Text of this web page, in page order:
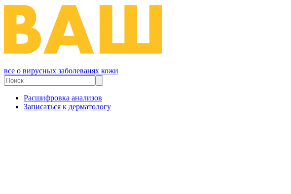
все о вирусных заболеванях кожи
Расшифровка анализов
Записаться к дерматологу